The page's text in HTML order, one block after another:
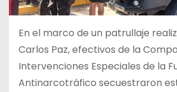
En el marco de un patrullaje
Carlos Paz, efectivos de la
Intervenciones Especiales de la
Antinarcotráfico secuestraron